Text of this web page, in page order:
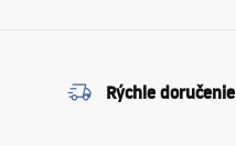
Rýchle doručenie